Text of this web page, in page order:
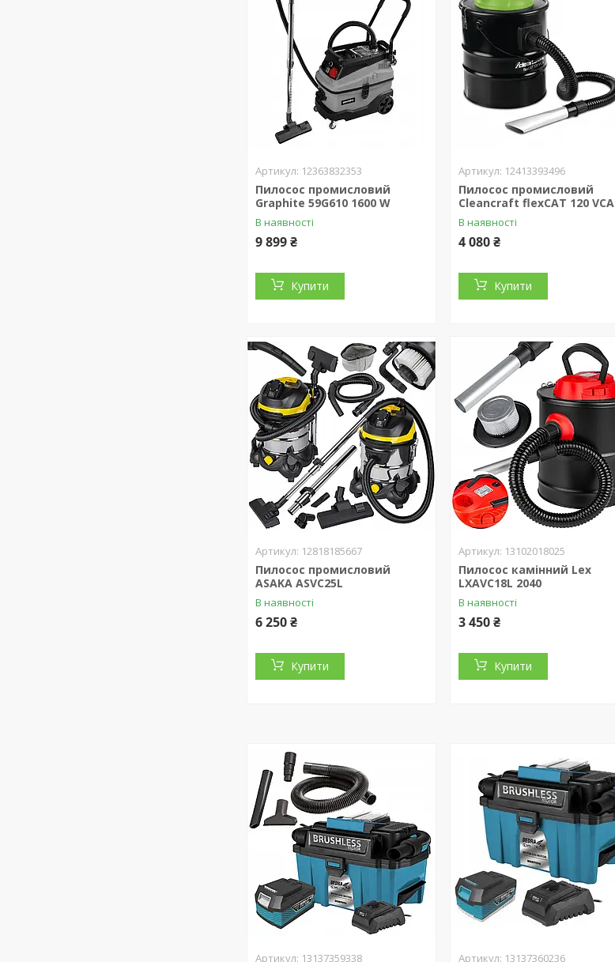
12363832353
Пилосос промисловий
Graphite 59G610 1600 W
В наявності
9 899 ₴
Купити
12413393496
Пилосос промисловий
Cleancraft flexCAT 120 VCA
В наявності
4 080 ₴
Купити
12818185667
Пилосос промисловий
ASAKA ASVC25L
В наявності
6 250 ₴
Купити
13102018025
Пилосос камінний Lex
LXAVC18L 2040
В наявності
3 450 ₴
Купити
13137359338 13137360236